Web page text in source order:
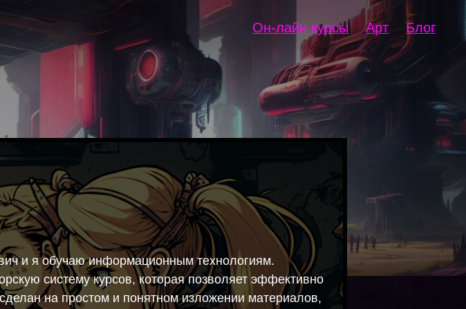
Он-лайн курсы Арт Блог
и я обучаю информационным технологиям.
систему курсов, которая позволяет эффективно
на простом и понятном изложении материалов,